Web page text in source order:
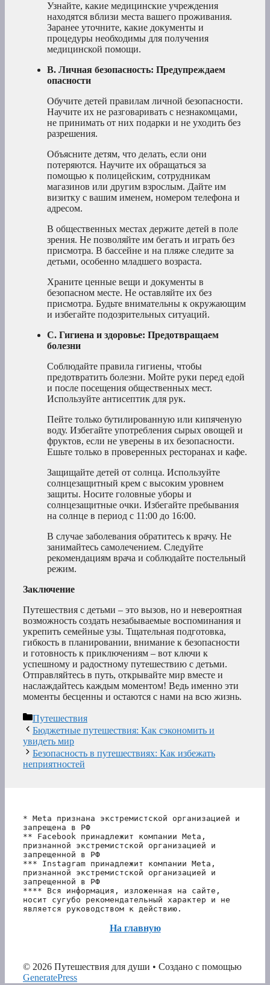
Узнайте, какие медицинские учреждения
находятся вблизи места вашего проживания.
Заранее уточните, какие документы и
процедуры необходимы для получения
медицинской помощи.
B. Личная безопасность: Предупреждаем
опасности
Обучите детей правилам личной безопасности.
Научите их не разговаривать с незнакомцами,
не принимать от них подарки и не уходить без
разрешения.
Объясните детям, что делать, если они
потеряются. Научите их обращаться за
помощью к полицейским, сотрудникам
магазинов или другим взрослым. Дайте им
визитку с вашим именем, номером телефона и
адресом.
В общественных местах держите детей в поле
зрения. Не позволяйте им бегать и играть без
присмотра. В бассейне и на пляже следите за
детьми, особенно младшего возраста.
Храните ценные вещи и документы в
безопасном месте. Не оставляйте их без
присмотра. Будьте внимательны к окружающим
и избегайте подозрительных ситуаций.
C. Гигиена и здоровье: Предотвращаем
болезни
Соблюдайте правила гигиены, чтобы
предотвратить болезни. Мойте руки перед едой
и после посещения общественных мест.
Используйте антисептик для рук.
Пейте только бутилированную или кипяченую
воду. Избегайте употребления сырых овощей и
фруктов, если не уверены в их безопасности.
Ешьте только в проверенных ресторанах и кафе.
Защищайте детей от солнца. Используйте
солнцезащитный крем с высоким уровнем
защиты. Носите головные уборы и
солнцезащитные очки. Избегайте пребывания
на солнце в период с 11:00 до 16:00.
В случае заболевания обратитесь к врачу. Не
занимайтесь самолечением. Следуйте
рекомендациям врача и соблюдайте постельный
режим.
Заключение
Путешествия с детьми – это вызов, но и невероятная
возможность создать незабываемые воспоминания и
укрепить семейные узы. Тщательная подготовка,
гибкость в планировании, внимание к безопасности
и готовность к приключениям – вот ключи к
успешному и радостному путешествию с детьми.
Отправляйтесь в путь, открывайте мир вместе и
наслаждайтесь каждым моментом! Ведь именно эти
моменты бесценны и остаются с нами на всю жизнь.
Рубрики
Путешествия
Бюджетные путешествия: Как сэкономить и
увидеть мир
Безопасность в путешествиях: Как избежать
неприятностей
* Meta признана экстремистской организацией и
запрещена в РФ
** Facebook принадлежит компании Meta,
признанной экстремистской организацией и
запрещенной в РФ
*** Instagram принадлежит компании Meta,
признанной экстремистской организацией и
запрещенной в РФ
**** Вся информация, изложенная на сайте,
носит сугубо рекомендательный характер и не
является руководством к действию.
На главную
© 2026 Путешествия для души • Создано с помощью
GeneratePress